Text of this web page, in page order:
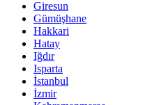
Giresun
Gümüşhane
Hakkari
Hatay
Iğdır
Isparta
İstanbul
İzmir